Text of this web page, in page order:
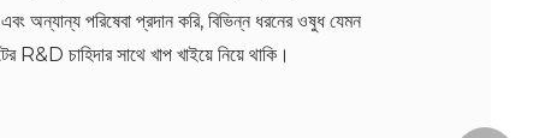
অন্যান্য পরিষেবা প্রদান করি, বিভিন্ন ধরনের ওষুধ যেমন
R&D চাহিদার সাথে খাপ খাইয়ে নিয়ে থাকি।